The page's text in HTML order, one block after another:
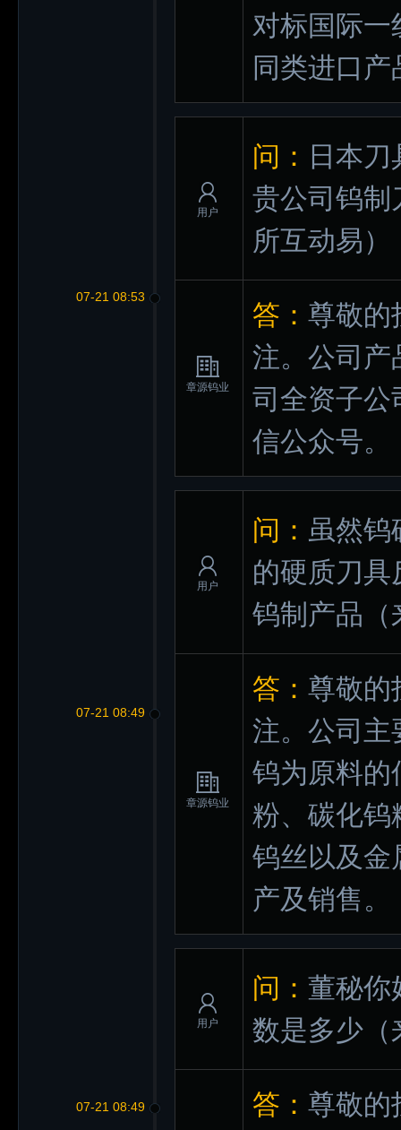
对标国际一
同类进口产
07-21 08:53
用户
问： 日本
贵公司钨制
所互动易）
章源钨业
答： 尊敬的
注。公司产
司全资子公
信公众号。
07-21 08:49
用户
问： 虽然钨
的硬质刀
钨制产品
章源钨业
答： 尊敬的
注。公司主
钨为原料的
粉、碳化钨
钨丝以及金
产及销售。
07-21 08:49
用户
问： 董秘你
数是多少
答： 尊敬的